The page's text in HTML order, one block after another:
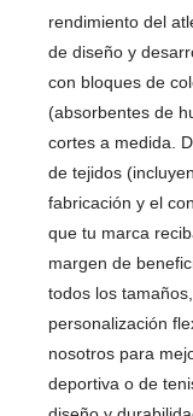
rendimiento del
de diseño y
con bloques de
(absorbentes de
cortes a medida.
de tejidos
fabricación y el
que tu marca
margen de
todos los
personalización
nosotros para
deportiva o de